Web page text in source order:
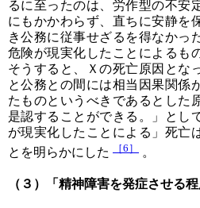
るに至ったのは、労作型の不安
にもかかわらず、直ちに安静を
き公務に従事せざるを得なかっ
危険が現実化したことによるも
そうすると、Ｘの死亡原因とな
と公務との間には相当因果関係
たものというべきであるとした
是認することができる。」とし
が現実化したことによる」死亡
とを明らかにした
［6］ 。
（３）「精神障害を発症させる程